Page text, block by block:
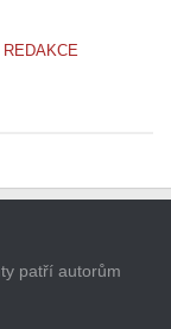
REDAKCE
patří autorům